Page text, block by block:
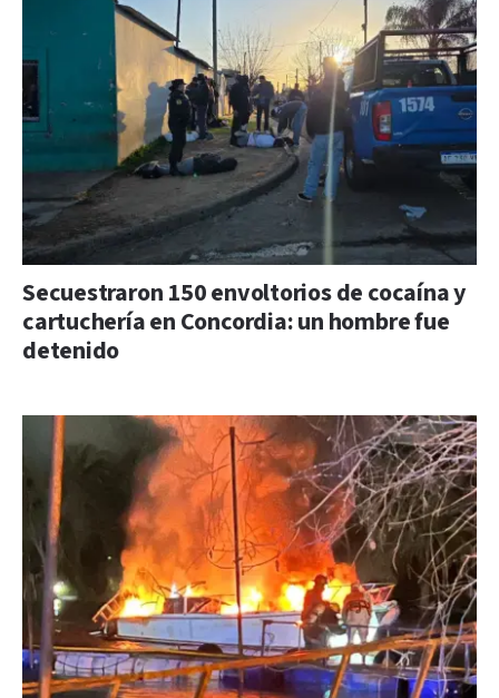
Secuestraron 150 envoltorios de cocaína y
cartuchería en Concordia: un hombre fue
detenido